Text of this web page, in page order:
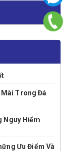
Mài Trong Đá
Nguy Hiểm
Ưu Điểm Và